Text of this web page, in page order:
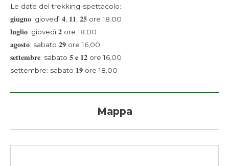
Le date del trekking-spettacolo:
𝐠𝐢𝐮𝐠𝐧𝐨: giovedì 𝟒, 𝟏𝟏, 𝟐𝟓 ore 18.00
𝐥𝐮𝐠𝐥𝐢𝐨: giovedì 𝟐 ore 18.00
𝐚𝐠𝐨𝐬𝐭𝐨: sabato 𝟐𝟗 ore 16,00
𝐬𝐞𝐭𝐭𝐞𝐦𝐛𝐫𝐞: sabato 𝟓 𝐞 𝟏𝟐 ore 16.00
settembre: sabato 𝟏𝟗 ore 18.00
Mappa